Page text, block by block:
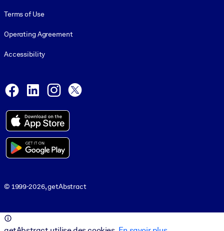
Terms of Use
Operating Agreement
Accessibility
Facebook
LinkedInInstagram
© 1999-2026, getAbstract